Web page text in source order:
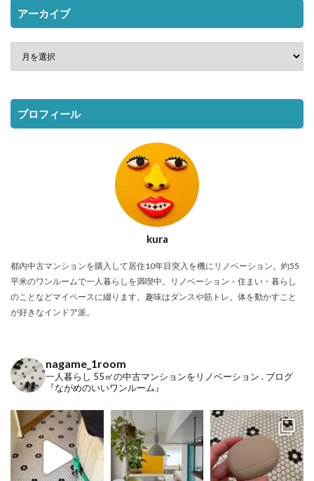
アーカイブ
プロフィール
kura
都内中古マンションを購入して居住10年目突入を機にリノベーション。約55
平米のワンルームで一人暮らしを満喫中。リノベーション・住まい・暮らし
のことなどマイペースに綴ります。趣味はダンスや筋トレ。体を動かすこと
が好きなインドア派。
nagame_1room
一人暮らし 55㎡の中古マンションをリノベーション . ブログ
『ながめのいいワンルーム』